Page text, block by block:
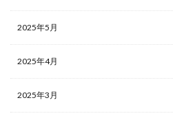
2025年5月
2025年4月
2025年3月